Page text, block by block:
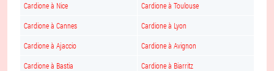
Cardione à Nice Cardione à Toulouse
Cardione à Cannes Cardione à Lyon
Cardione à Ajaccio Cardione à Avignon
Cardione à Bastia Cardione à Biarritz